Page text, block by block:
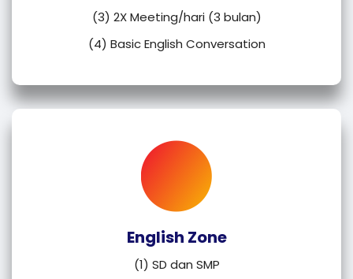
(3) 2X Meeting/hari (3 bulan)
(4) Basic English Conversation
English Zone
(1) SD dan SMP